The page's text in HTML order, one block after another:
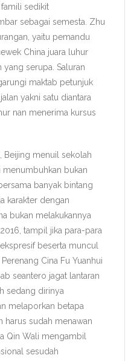
sedikit
sebagai semesta. Zhu
yaitu pemandu
China juara luhur
yang serupa. Saluran
maktab petunjuk
yakni satu diantara
nan menerima kursus
Beijing menuil sekolah
bukan
banyak bintang
karakter dengan
bukan melakukannya
tampil jika para-para
beserta muncul
Cina Fu Yuanhui
seantero jagat lantaran
sedang dirinya
melaporkan betapa
harus sudah menawan
Qin Wali mengambil
sesudah